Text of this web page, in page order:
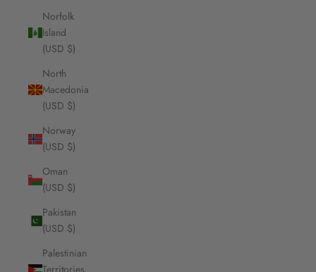
Norfolk
Island
(USD $)
North
Macedonia
(USD $)
Norway
(USD $)
Oman
(USD $)
Pakistan
(USD $)
Palestinian